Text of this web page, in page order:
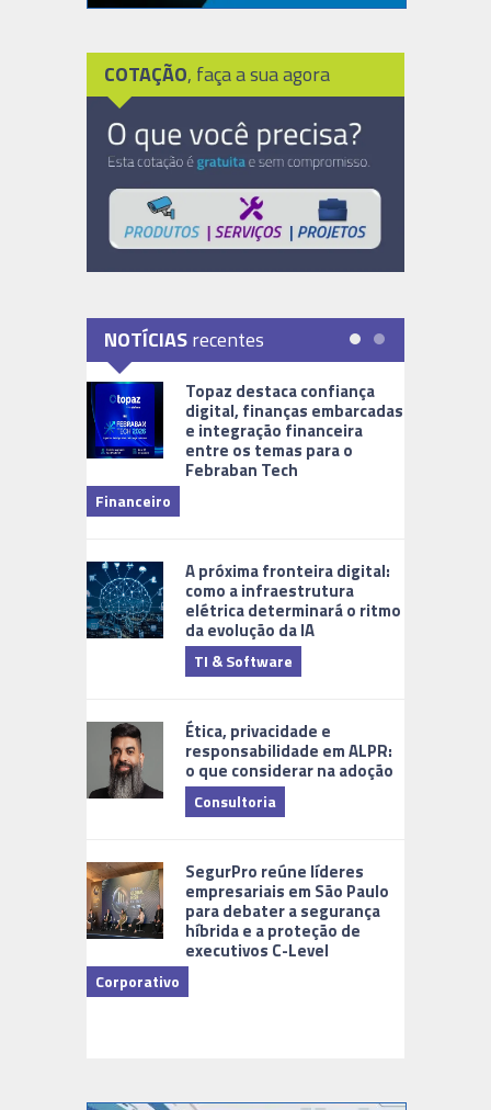
COTAÇÃO, faça a sua agora
NOTÍCIASrecentes
Topaz destaca confiança
digital, finanças embarcadas
e integração financeira
entre os temas para o
Febraban Tech
Financeiro
A próxima fronteira digital:
como a infraestrutura
elétrica determinará o ritmo
da evolução da IA
TI & Software
Ética, privacidade e
responsabilidade em ALPR:
o que considerar na adoção
Consultoria
SegurPro reúne líderes
empresariais em São Paulo
para debater a segurança
híbrida e a proteção de
executivos C-Level
Corporativo